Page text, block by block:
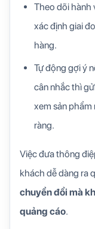
Theo dõi hành
xác định giai
hàng.
Tự động gợi ý
cân nhắc thì
xem sản phẩm
ràng.
Việc đưa thông
khách dễ dàng ra
chuyển đổi mà
quảng cáo.